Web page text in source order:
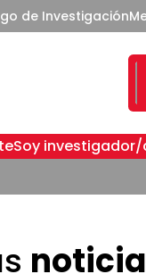
de Investigación
Soy investigador/